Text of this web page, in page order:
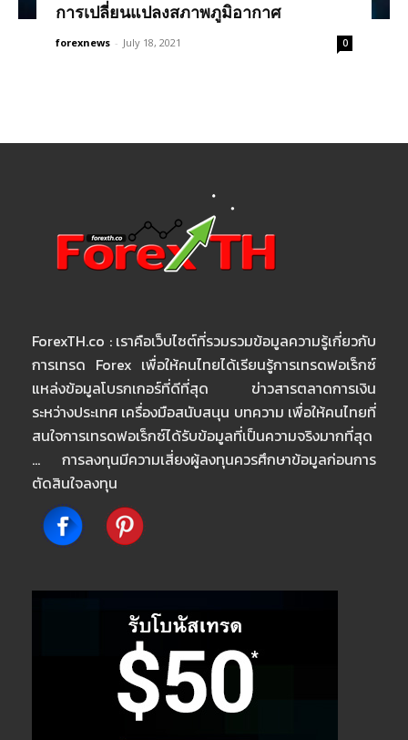
การเปลี่ยนแปลงสภาพภูมิอากาศ
forexnews - July 18, 2021 0
ForexTH.co : เราคือเว็บไซต์ที่รวมรวมข้อมูลความรู้เกี่ยวกับ
การเทรด Forex เพื่อให้คนไทยได้เรียนรู้การเทรดฟอเร็กซ์
แหล่งข้อมูลโบรกเกอร์ที่ดีที่สุด ข่าวสารตลาดการเงิน
ระหว่างประเทศ เครื่องมือสนับสนุน บทความ เพื่อให้คนไทยที่
สนใจการเทรดฟอเร็กซ์ได้รับข้อมูลที่เป็นความจริงมากที่สุด
… การลงทุนมีความเสี่ยงผู้ลงทุนควรศึกษาข้อมูลก่อนการ
ตัดสินใจลงทุน